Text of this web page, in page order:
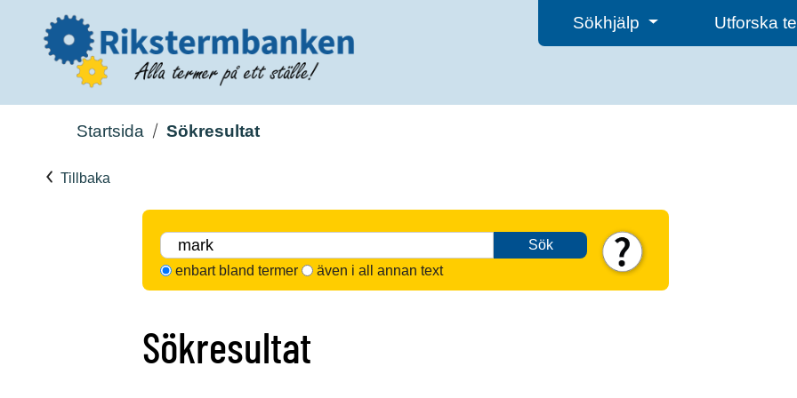
Sökhjälp Utforska
Startsida Sökresultat
Tillbaka
Sök
enbart bland termer
även i all annan text
Sökresultat